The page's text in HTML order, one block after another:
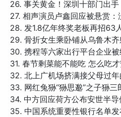
26. 事关黄金！深圳十部门出手
27. 相声演员卢鑫回应被悬赏：
28. 发1.8亿年终奖老板再招63人
29. 骨折女生乘卧铺从乌鲁木
30. 携程等六家出行平台企业被
31. 春节剩菜能不能吃 怎么吃
32. 北上广机场挤满接父母过年
33. 网红兔狲“狲思邈”之子狲三
34. 中方回应荷方公布安世半
35. 中国系统重要性银行名单